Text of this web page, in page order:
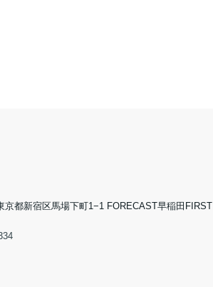
京都新宿区馬場下町1−1 FORECAST早稲田FIRST